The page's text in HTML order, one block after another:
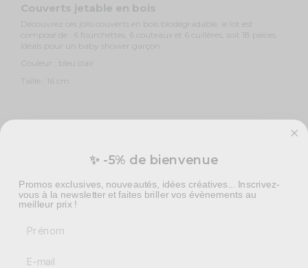
Couverts jetable en bois
Découvrez ces jolis couverts en bois biodégradable. le lot est
composé de : 6 fourchettes, 6 couteaux et 6 cuillères, soit 18 pièces.
Idéals pour un baby shower garçon.
Couleur : bleu clair
Taille : 16 cm.
Livraison à domicile :Mardi 11 Août 2026
Colissimo Points de retrait :
✨ -5% de bienvenue
Promos exclusives, nouveautés, idées créatives... Inscrivez-
vous à la newsletter et faites briller vos évènements au
meilleur prix !